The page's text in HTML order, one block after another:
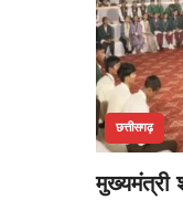
छत्तीसगढ़
मुख्यमंत्री